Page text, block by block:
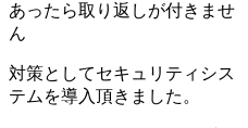
あったら取り返しが付きませ
ん
対策としてセキュリティシス
テムを導入頂きました。